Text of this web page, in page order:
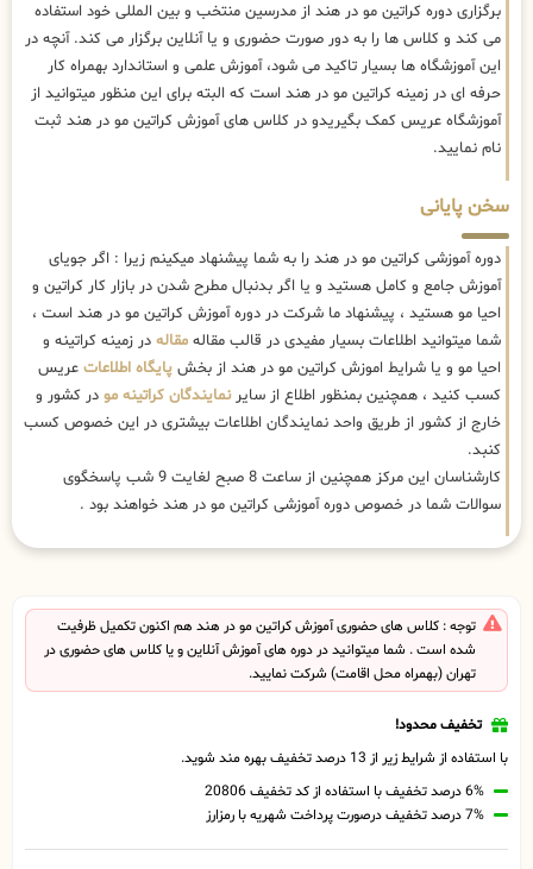
برگزاری دوره کراتین مو در هند از مدرسین منتخب و بین المللی خود استفاده
می کند و کلاس ها را به دور صورت حضوری و یا آنلاین برگزار می کند. آنچه در
این آموزشگاه ها بسیار تاکید می شود، آموزش علمی و استاندارد بهمراه کار
حرفه ای در زمینه کراتین مو در هند است که البته برای این منظور میتوانید از
آموزشگاه عریس کمک بگیریدو در کلاس های آموزش کراتین مو در هند ثبت
نام نمایید.
سخن پایانی
دوره آموزشی کراتین مو در هند را به شما پیشنهاد میکینم زیرا : اگر جویای
آموزش جامع و کامل هستید و یا اگر بدنبال مطرح شدن در بازار کار کراتین و
احیا مو هستید ، پیشنهاد ما شرکت در دوره آموزش کراتین مو در هند است ،
شما میتوانید اطلاعات بسیار مفیدی در قالب مقاله مقاله در زمینه کراتینه و
احیا مو و یا شرایط اموزش کراتین مو در هند از بخش پایگاه اطلاعات عریس
کسب کنید ، همچنین بمنظور اطلاع از سایرنمایندگان کراتینه مو در کشور و
خارج از کشور از طریق واحد نمایندگان اطلاعات بیشتری در این خصوص کسب
کنبد.
کارشناسان این مرکز همچنین از ساعت 8 صبح لغایت 9 شب پاسخگوی
سوالات شما در خصوص دوره آموزشی کراتین مو در هند خواهند بود .
توجه : کلاس های حضوری آموزش کراتین مو در هند هم اکنون تکمیل ظرفیت
شده است . شما میتوانید در دوره های آموزش آنلاین و یا کلاس های حضوری در
تهران (بهمراه محل اقامت) شرکت نمایید.
تخفیف محدود!
با استفاده از شرایط زیر از 13 درصد تخفیف بهره مند شوید.
6% درصد تخفیف با استفاده از کد تخفیف 20806
7% درصد تخفیف درصورت پرداخت شهریه با رمزارز